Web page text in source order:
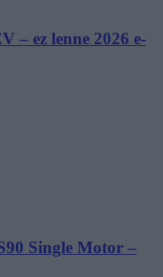
– ez lenne 2026 e-
Single Motor –